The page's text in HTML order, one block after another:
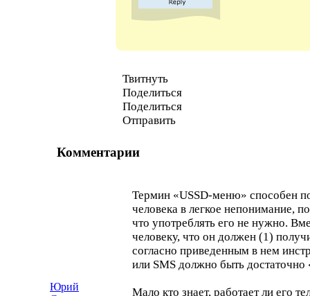
Твитнуть
Поделиться
Поделиться
Отправить
Комментарии
Юрий
Термин «USSD-меню» способен
человека в легкое непонимание,
что употреблять его не нужно.
человеку, что он должен (1)
согласно приведенным в нем
или SMS должно быть
Мало кто знает, работает ли его